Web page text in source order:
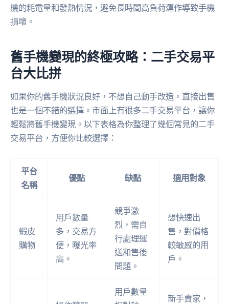
機的耗電量和發熱情況，避免長時間高負荷運作導致手機
損壞。
舊手機變現的終極攻略：二手交易平
台大比拼
如果你的舊手機狀況良好，不想自己動手改造，直接出售
也是一個不錯的選擇。市面上有很多二手交易平台，讓你
輕鬆將舊手機變現。以下表格為你整理了幾個常見的二手
交易平台，方便你比較選擇：
平台
名稱
優點 缺點 適用對象
蝦皮
購物
用戶數量
多，交易方
便，曝光率
高。
競爭激
烈，需自
行處理運
送和售後
問題。
想快速出
售，對價格
較敏感的用
戶。
用戶數量
新手賣家，